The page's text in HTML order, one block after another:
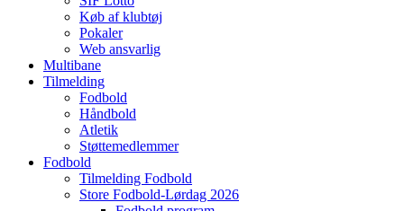
Køb af klubtøj
Pokaler
Web ansvarlig
Multibane
Tilmelding
Fodbold
Håndbold
Atletik
Støttemedlemmer
Fodbold
Tilmelding Fodbold
Store Fodbold-Lørdag 2026